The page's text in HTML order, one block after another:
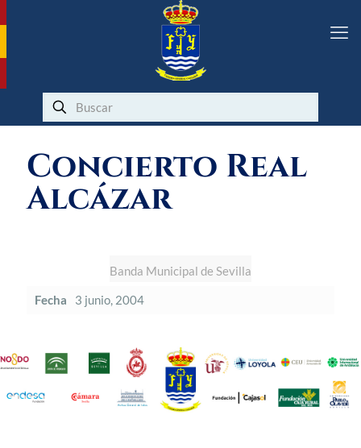
Concierto Real
Alcázar
Banda Municipal de Sevilla
Fecha
3 junio, 2004